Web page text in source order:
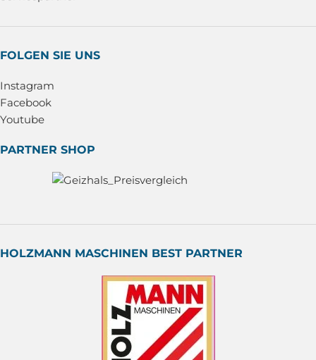
FOLGEN SIE UNS
Instagram
Facebook
Youtube
PARTNER SHOP
HOLZMANN MASCHINEN BEST PARTNER